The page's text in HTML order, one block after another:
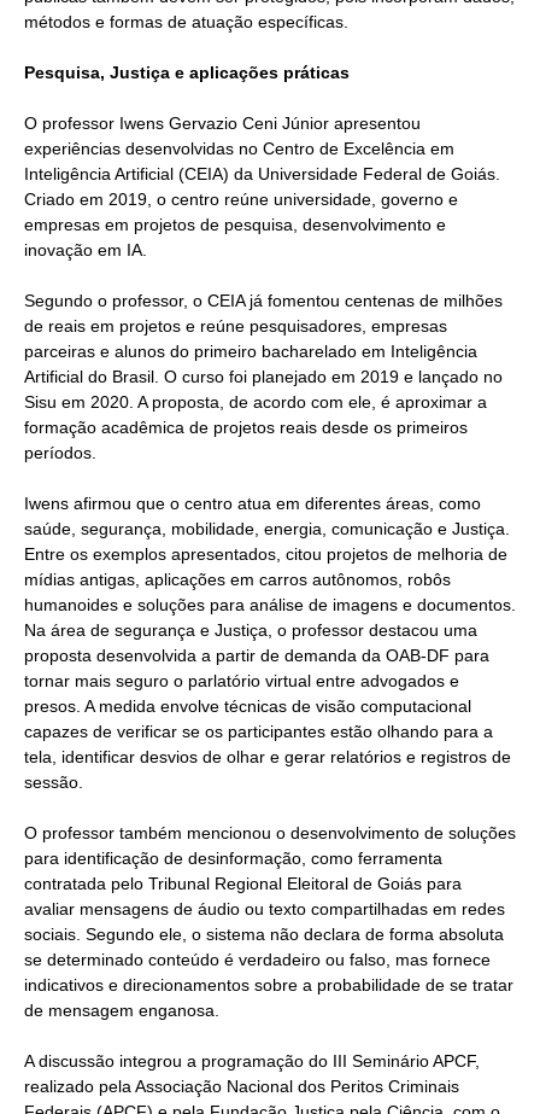
métodos e formas de atuação específicas.
Pesquisa, Justiça e aplicações práticas
O professor Iwens Gervazio Ceni Júnior apresentou
experiências desenvolvidas no Centro de Excelência em
Inteligência Artificial (CEIA) da Universidade Federal de Goiás.
Criado em 2019, o centro reúne universidade, governo e
empresas em projetos de pesquisa, desenvolvimento e
inovação em IA.
Segundo o professor, o CEIA já fomentou centenas de milhões
de reais em projetos e reúne pesquisadores, empresas
parceiras e alunos do primeiro bacharelado em Inteligência
Artificial do Brasil. O curso foi planejado em 2019 e lançado no
Sisu em 2020. A proposta, de acordo com ele, é aproximar a
formação acadêmica de projetos reais desde os primeiros
períodos.
Iwens afirmou que o centro atua em diferentes áreas, como
saúde, segurança, mobilidade, energia, comunicação e Justiça.
Entre os exemplos apresentados, citou projetos de melhoria de
mídias antigas, aplicações em carros autônomos, robôs
humanoides e soluções para análise de imagens e documentos.
Na área de segurança e Justiça, o professor destacou uma
proposta desenvolvida a partir de demanda da OAB-DF para
tornar mais seguro o parlatório virtual entre advogados e
presos. A medida envolve técnicas de visão computacional
capazes de verificar se os participantes estão olhando para a
tela, identificar desvios de olhar e gerar relatórios e registros de
sessão.
O professor também mencionou o desenvolvimento de soluções
para identificação de desinformação, como ferramenta
contratada pelo Tribunal Regional Eleitoral de Goiás para
avaliar mensagens de áudio ou texto compartilhadas em redes
sociais. Segundo ele, o sistema não declara de forma absoluta
se determinado conteúdo é verdadeiro ou falso, mas fornece
indicativos e direcionamentos sobre a probabilidade de se tratar
de mensagem enganosa.
A discussão integrou a programação do III Seminário APCF,
realizado pela Associação Nacional dos Peritos Criminais